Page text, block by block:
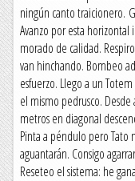
ningún canto traicionero.
Avanzo por esta horizontal
morado de calidad.
van hinchando. Bombeo
esfuerzo. Llego a un
el mismo pedrusco. Desde
metros en diagonal
Pinta a péndulo pero
aguantarán. Consigo
Reseteo el sistema: he